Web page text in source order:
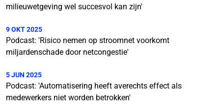
milieuwetgeving wel succesvol kan zijn'
9 OKT 2025
Podcast: 'Risico nemen op stroomnet voorkomt
miljardenschade door netcongestie'
5 JUN 2025
Podcast: 'Automatisering heeft averechts effect als
medewerkers niet worden betrokken'